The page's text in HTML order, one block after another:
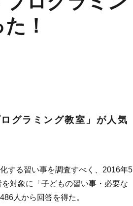
！
グラミング教室」が人気
する習い事を調査すべく、2016年5
対象に「子どもの習い事・必要な
人から回答を得た。